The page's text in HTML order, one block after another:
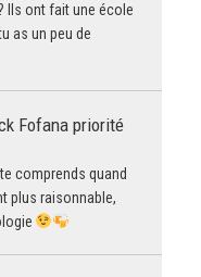
Ils ont fait une école
as un peu de
Fofana priorité
comprends quand
plus raisonnable,